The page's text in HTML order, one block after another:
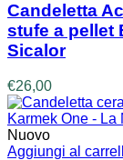
Candeletta
stufe a pellet
Sicalor
€26,00
Nuovo
Aggiungi al